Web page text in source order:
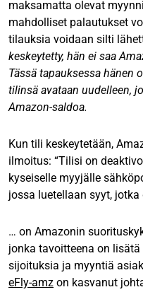
maksamatta olevat
mahdolliset palautukset
tilauksia voidaan silti
keskeytetty, hän ei saa
Tässä tapauksessa hänen
tilinsä avataan uudelleen,
Amazon-saldoa.
Kun tili keskeytetään,
ilmoitus: “Tilisi on
kyseiselle myyjälle
jossa luetellaan syyt,
… on Amazonin
jonka tavoitteena on
sijoituksia ja myyntiä
eFly-amz on kasvanut